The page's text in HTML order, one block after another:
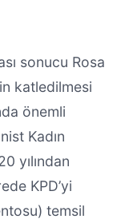
sonucu Rosa
katledilmesi
önemli
Kadın
yılından
KPD’yi
temsil